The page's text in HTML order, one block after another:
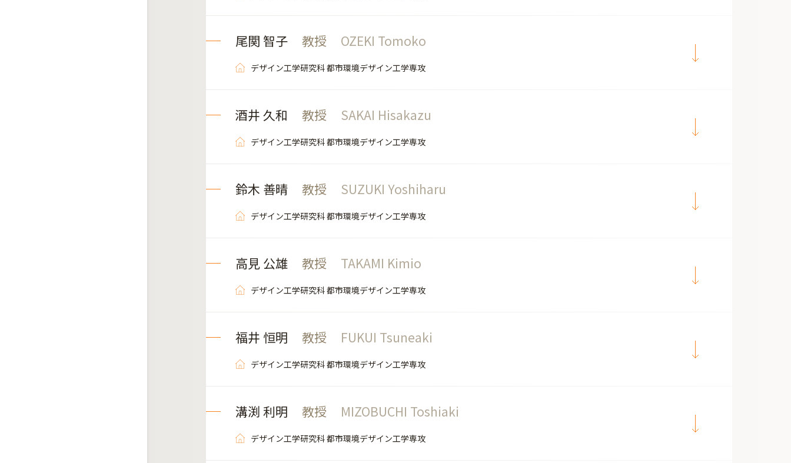
尾関 智⼦ 教授 OZEKI Tomoko
デザイン工学研究科 都市環境デザイン工学専攻
酒井 久和 教授 SAKAI Hisakazu
デザイン工学研究科 都市環境デザイン工学専攻
鈴木 善晴 教授 SUZUKI Yoshiharu
デザイン工学研究科 都市環境デザイン工学専攻
高見 公雄 教授 TAKAMI Kimio
デザイン工学研究科 都市環境デザイン工学専攻
福井 恒明 教授 FUKUI Tsuneaki
デザイン工学研究科 都市環境デザイン工学専攻
溝渕 利明 教授 MIZOBUCHI Toshiaki
デザイン工学研究科 都市環境デザイン工学専攻